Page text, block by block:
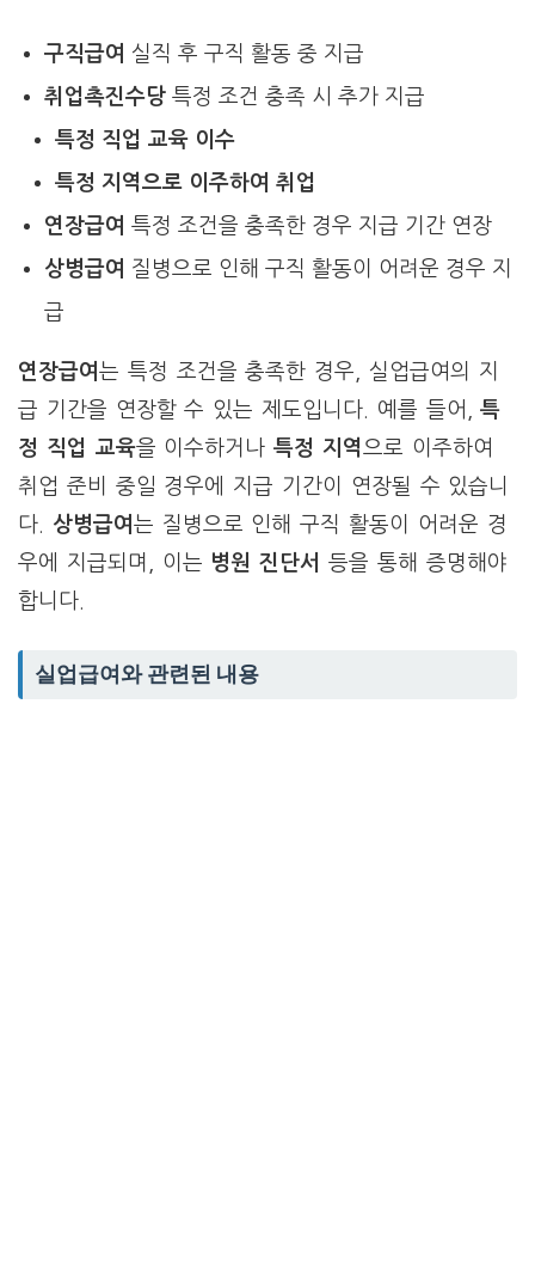
구직급여 실직 후 구직 활동 중 지급
취업촉진수당특정 조건 충족 시 추가 지급
특정 직업 교육 이수
특정 지역으로 이주하여 취업
연장급여 특정 조건을 충족한 경우 지급 기간 연장
상병급여 질병으로 인해 구직 활동이 어려운 경우 지
급
연장급여 는 특정 조건을 충족한 경우, 실업급여의 지
급 기간을 연장할 수 있는 제도입니다. 예를 들어,특
정 직업 교육을 이수하거나특정 지역 으로 이주하여
취업 준비 중일 경우에 지급 기간이 연장될 수 있습니
다. 상병급여 는 질병으로 인해 구직 활동이 어려운 경
우에 지급되며, 이는 병원 진단서
등을 통해 증명해야
합니다.
실업급여와 관련된 내용